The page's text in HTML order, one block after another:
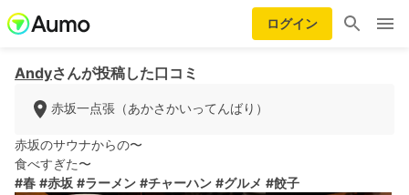
ログイン
Andyさんが投稿した口コミ
赤坂一点張（あかさかいってんばり）
赤坂のサウナからの〜
食べすぎた〜
#春 #赤坂 #ラーメン #チャーハン #グルメ #餃子